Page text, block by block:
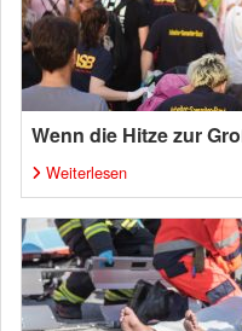
Wenn die Hitze zur
Weiterlesen